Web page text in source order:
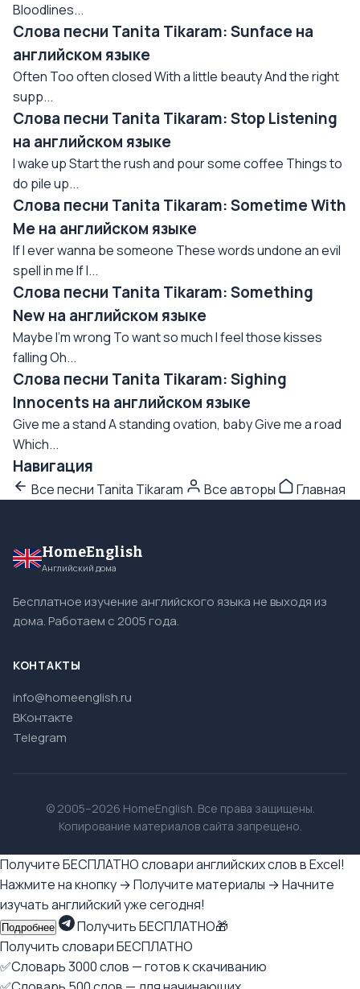
Bloodlines...
Слова песни Tanita Tikaram: Sunface на
английском языке
Often Too often closed With a little beauty And the right
supp...
Слова песни Tanita Tikaram: Stop Listening
на английском языке
I wake up Start the rush and pour some coffee Things to
do pile up...
Слова песни Tanita Tikaram: Sometime With
Me на английском языке
If I ever wanna be someone These words undone an evil
spell in me If I...
Слова песни Tanita Tikaram: Something
New на английском языке
Maybe I'm wrong To want so much I feel those kisses
falling Oh...
Слова песни Tanita Tikaram: Sighing
Innocents на английском языке
Give me a stand A standing ovation, baby Give me a road
Which...
Навигация
Все песни Tanita Tikaram Все авторы Главная
HomeEnglish
Английский дома
Бесплатное изучение английского языка не выходя из
дома. Работаем с 2005 года.
КОНТАКТЫ
info@homeenglish.ru
ВКонтакте
Telegram
© 2005–2026 HomeEnglish. Все права защищены.
Копирование материалов сайта запрещено.
Получите БЕСПЛАТНО словари английских слов в Excel!
Нажмите на кнопку → Получите материалы → Начните
изучать английский уже сегодня!
Подробнее
Получить БЕСПЛАТНО🎁
Получить словари БЕСПЛАТНО
✅Словарь 3000 слов — готов к скачиванию